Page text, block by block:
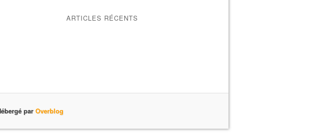
ARTICLES RÉCENTS
Hébergé par Overblog